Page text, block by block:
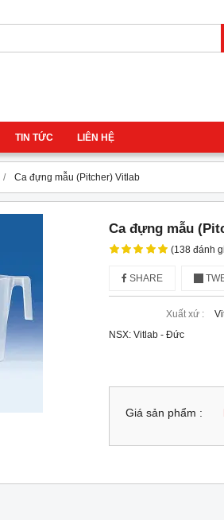
TIN TỨC LIÊN HỆ
Ca đựng mẫu (Pitcher) Vitlab
Ca đựng mẫu
(138 đánh
SHARE
Xuất xứ :
NSX: Vitlab - Đức
Giá sản phẩm :